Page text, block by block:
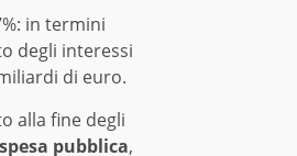
in termini
degli interessi
di euro.
alla fine degli
pubblica,